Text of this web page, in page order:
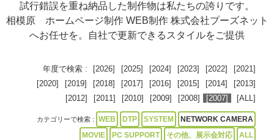
試行錯誤を重ね納品した制作物は私たちの誇りです。
相模原 ホームページ制作 WEB制作 株式会社プーズネット
へお任せを。自社で更新できるスタイルをご提供
年度で検索 : [2026] [2025] [2024] [2023] [2022]
[2021]
[2020]
[2019] [2018] [2017] [2016] [2015] [2014]
[2013]
[2012]
[2011] [2010] [2009] [2008] [2007] [ALL]
カテゴリーで検索 : WEB DTP SYSTEM
NETWORK CAMERA
MOVIE
PC SUPPORT その他、展示会対応 ALL